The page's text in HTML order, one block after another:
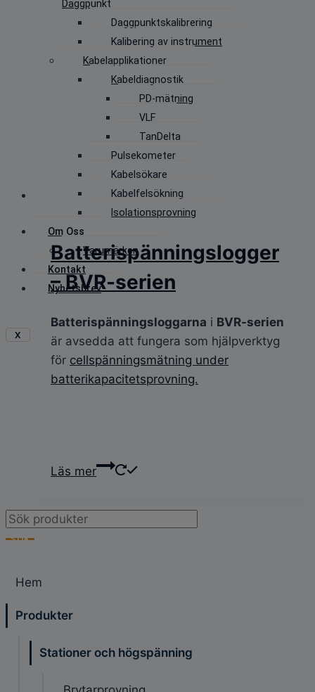
Daggpunkt
Daggpunktskalibrering
Kalibering av instrument
Kabelapplikationer
Kabeldiagnostik
PD-mätning
VLF
TanDelta
Pulsekometer
Kabelsökare
Kabelfelsökning
Isolationsprovning
Om Oss
Varumärken
Kontakt
Nyhetsbrev
X
Batterispänningslogger
– BVR-serien
Batterispänningsloggarna i BVR-serien
är avsedda att fungera som hjälpverktyg
för cellspänningsmätning under
batterikapacitetsprovning.
Läs mer
Products
search
SÖK
Hem
Produkter
Stationer och högspänning